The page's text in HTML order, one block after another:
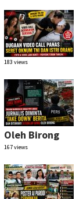
183 views
Oleh Birong
167 views